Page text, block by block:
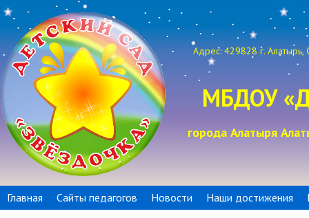
Адрес: 429828 г. Алатырь,
МБДОУ
города Алатыря
Главная Сайты педагогов Новости Наши достижения